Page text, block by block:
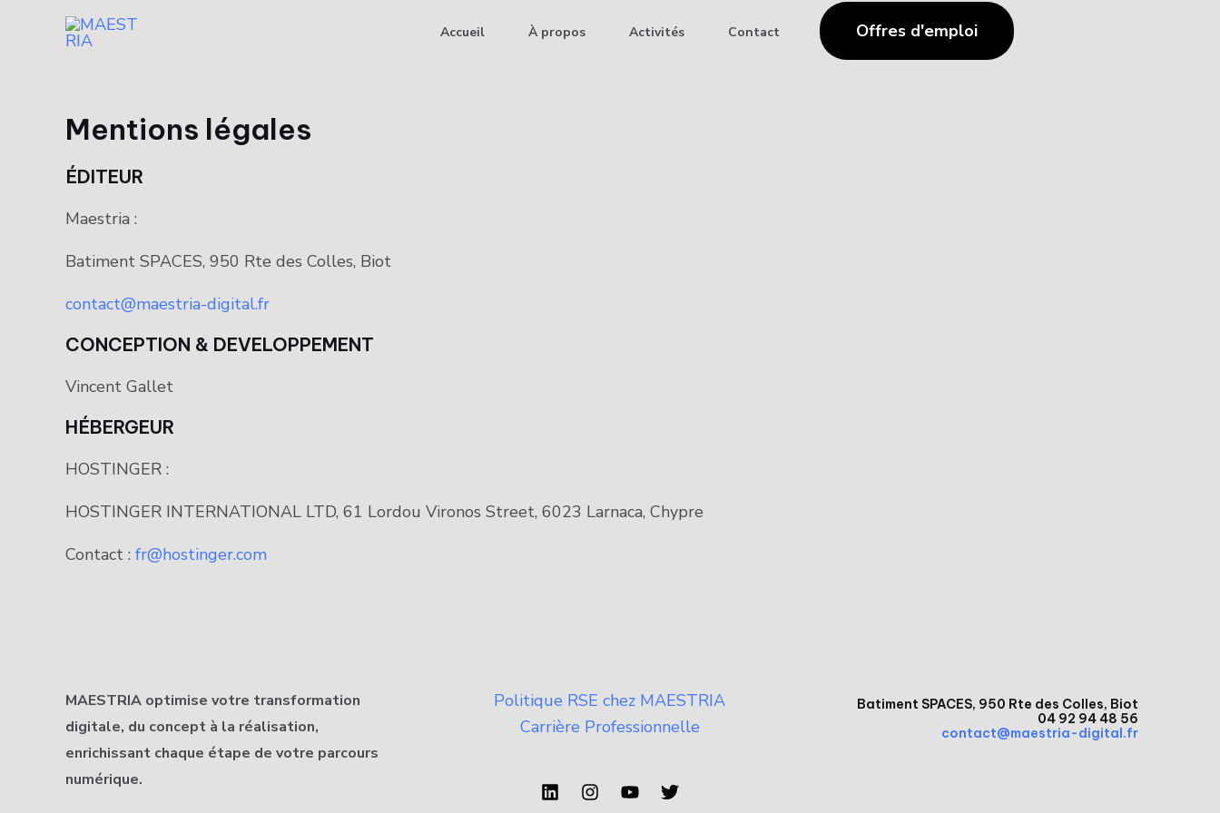
Accueil À propos Activités Contact Offres d'emploi
Mentions légales
ÉDITEUR
Maestria :
Batiment SPACES, 950 Rte des Colles, Biot
contact@maestria-digital.fr
CONCEPTION & DEVELOPPEMENT
Vincent Gallet
HÉBERGEUR
HOSTINGER :
HOSTINGER INTERNATIONAL LTD, 61 Lordou Vironos Street, 6023 Larnaca, Chypre
Contact : fr@hostinger.com
MAESTRIA optimise votre transformation
digitale, du concept à la réalisation,
enrichissant chaque étape de votre parcours
numérique.
Politique RSE chez MAESTRIA
Carrière Professionnelle
Batiment SPACES, 950 Rte des Colles, Biot
04 92 94 48 56
contact@maestria-digital.fr